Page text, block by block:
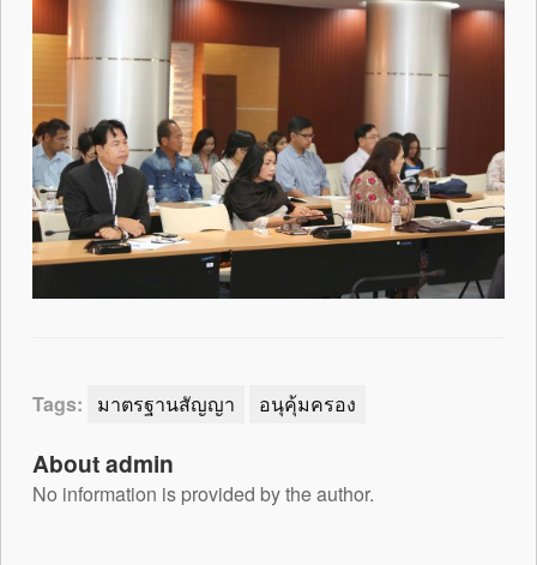
Tags: มาตรฐานสัญญา อนุคุ้มครอง
About admin
No information is provided by the author.